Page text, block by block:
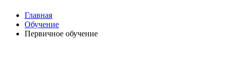
Главная
Обучение
Первичное обучение